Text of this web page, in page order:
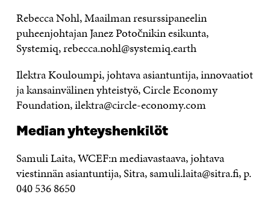
Rebecca Nohl, Maailman resurssipaneelin
puheenjohtajan Janez Potočnikin esikunta,
Systemiq, rebecca.nohl@systemiq.earth
Ilektra Kouloumpi, johtava asiantuntija, innovaatiot
ja kansainvälinen yhteistyö, Circle Economy
Foundation, ilektra@circle-economy.com
Median yhteyshenkilöt
Samuli Laita, WCEF:n mediavastaava, johtava
viestinnän asiantuntija, Sitra, samuli.laita@sitra.fi, p.
040 536 8650